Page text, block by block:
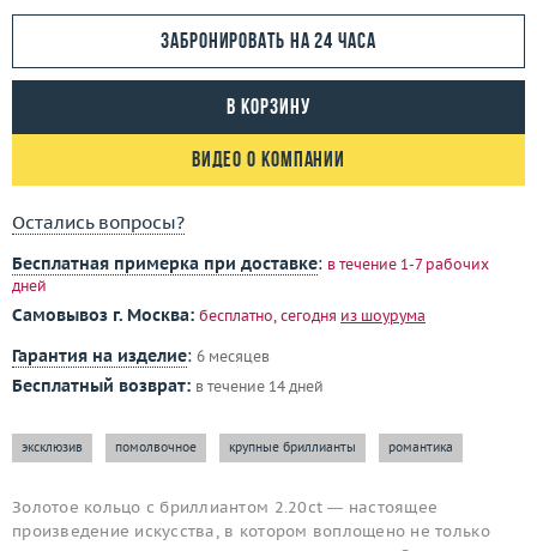
Забронировать на 24 часа
В корзину
Видео о компании
Остались вопросы?
Бесплатная примерка при доставке: в течение 1-7 рабочих
дней
Самовывоз г. Москва: бесплатно, сегодня из шоурума
Гарантия на изделие: 6 месяцев
Бесплатный возврат: в течение 14 дней
эксклюзив помолвочное крупные бриллианты романтика
Золотое кольцо с бриллиантом 2.20ct — настоящее
произведение искусства, в котором воплощено не только